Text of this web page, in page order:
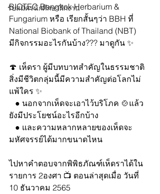
รับสมัครนักศึกษาฝึกงาน
BIOTEC Bangkok Herbarium &
Fungarium หรือ เรียกสั้นๆว่า BBH ที่
National Biobank of Thailand (NBT)
มีกิจกรรมอะไรกันบ้าง??? มาดูกัน ✨
🍄 เห็ดรา ผู้มีบทบาทสำคัญในธรรมชาติ
สิ่งมีชีวิตกลุ่มนี้มีความสำคัญต่อโลกไม่
แพ้ใคร ✨
ยังมีประโยชน์อะไรอีกบ้าง
มหัศจรรย์ได้มากขนาดไหน
ไปหาคำตอบจากพิพิธภัณฑ์เห็ดราได้ใน
รายการ 2องศา 📺 ตอนล่าสุดเมื่อ วันที่
10 ธันวาคม 2565